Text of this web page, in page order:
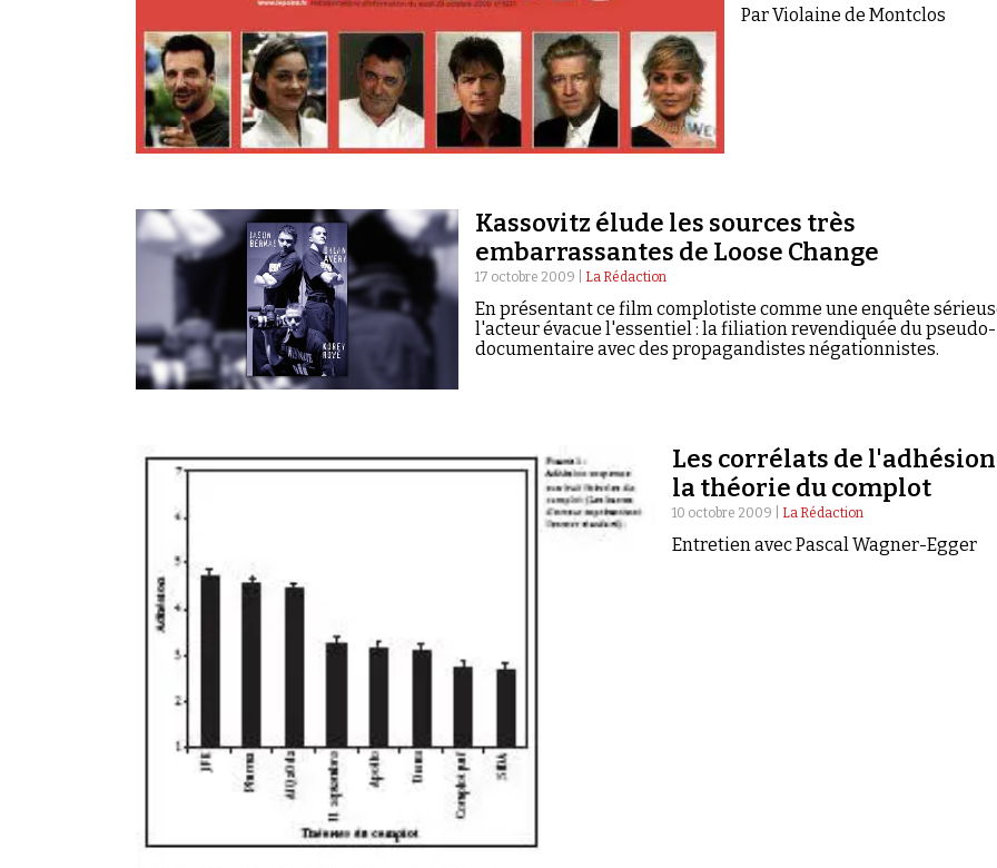
Cibler votre recherche
Rechercher
Par Violaine de Montclos
Kassovitz élude les sources très
embarrassantes de Loose Change
17 octobre 2009 | La Rédaction
En présentant ce film complotiste comme une enquête
l'acteur évacue l'essentiel : la filiation revendiquée du pseudo-
documentaire avec des propagandistes négationnistes.
Les corrélats de
la théorie du complot
10 octobre 2009 | La Rédaction
Entretien avec Pascal Wagner-Egger